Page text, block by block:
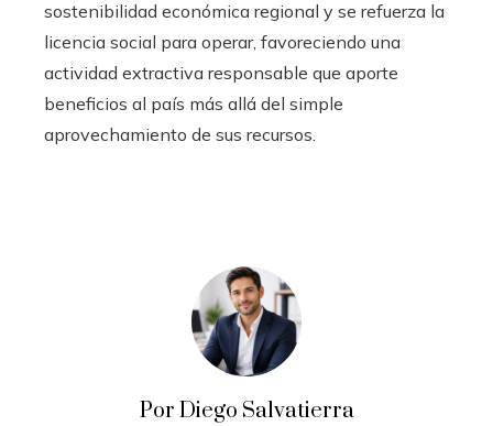
sostenibilidad económica regional y se refuerza la
licencia social para operar, favoreciendo una
actividad extractiva responsable que aporte
beneficios al país más allá del simple
aprovechamiento de sus recursos.
Por Diego Salvatierra